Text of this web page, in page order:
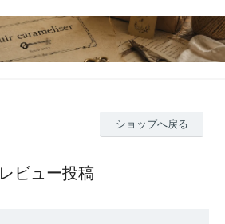
ショップへ戻る
レビュー投稿